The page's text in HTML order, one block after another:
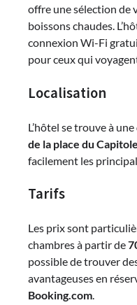
offre une sélection de
boissons chaudes.
connexion Wi-Fi
pour ceux qui
Localisation
L’hôtel se trouve à une
de la place du Capitole
facilement les
Tarifs
Les prix sont
chambres à partir de
possible de trouver
avantageuses en
Booking.com.